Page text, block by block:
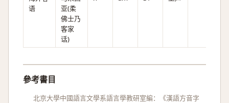
语
亚(柔
佛士乃
客家
话)
參考書目
北京大學中國語言文學系語言學教研室編：《漢語方音字